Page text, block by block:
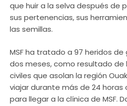
que huir a la selva después de
sus pertenencias, sus
las semillas.
MSF ha tratado a 97 heridos
dos meses, como resultado
civiles que asolan la región
viajar durante más de 24 horas
para llegar a la clínica de MSF.